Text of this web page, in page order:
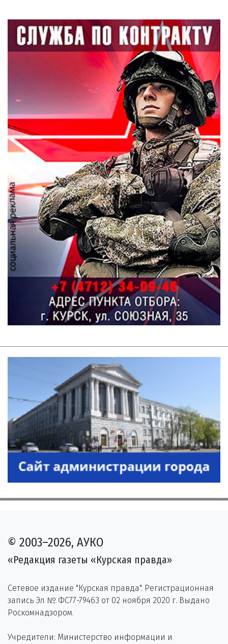
© 2003–2026, АУКО
«Редакция газеты «Курская правда»
Сетевое издание "Курская правда". Регистрационная
запись Эл № ФС77-79463 от 02 ноября 2020 г. Выдано
Роскомнадзором.
Учредители: Министерство информации и